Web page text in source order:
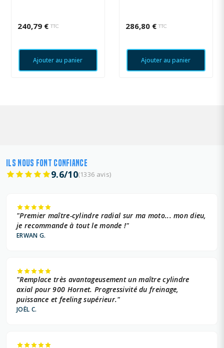
240,79 € TTC
Ajouter au panier
286,80 € TTC
Ajouter au panier
ILS NOUS FONT CONFIANCE
9.6/10(1336 avis)
"Premier maître-cylindre radial sur ma moto... mon dieu,
je recommande à tout le monde !"
ERWAN G.
"Remplace très avantageusement un maître cylindre
axial pour 900 Hornet. Progressivité du freinage,
puissance et feeling supérieur."
JOËL C.